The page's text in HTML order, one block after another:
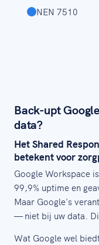
NEN 7510
Back-upt
data?
Het Shared
betekent voor
Google Workspace
99,9% uptime en
Maar Google's
— niet bij uw data.
Wat Google wel